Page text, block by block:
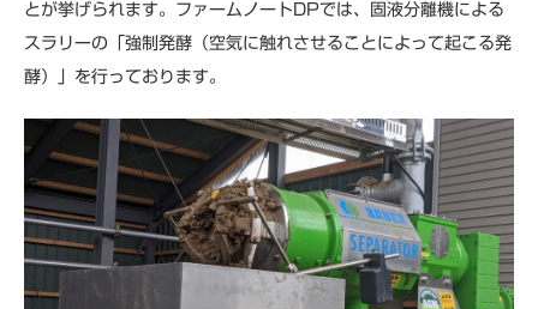
とが挙げられます。ファームノートDPでは、固液分離機による
スラリーの「強制発酵（空気に触れさせることによって起こる発
酵）」を行っております。